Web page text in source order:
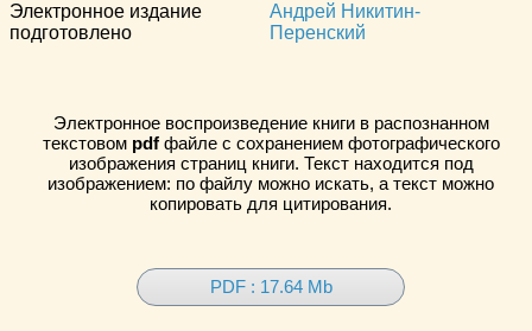
Электронное издание
подготовлено
Андрей Никитин-
Перенский
Электронное воспроизведение книги в распознанном
текстовом pdfфайле с сохранением фотографического
изображения страниц книги. Текст находится под
изображением: по файлу можно искать, а текст можно
копировать для цитирования.
PDF : 17.64 Mb